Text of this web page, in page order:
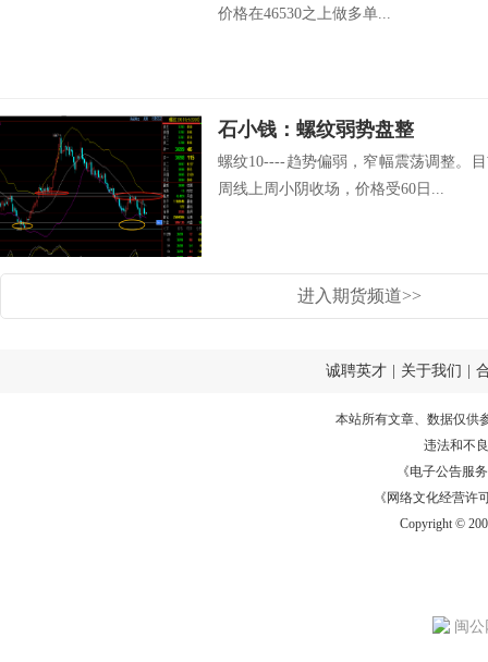
价格在46530之上做多单...
石小钱：螺纹弱势盘整
螺纹10----趋势偏弱，窄幅震荡调整。
周线上周小阴收场，价格受60日...
进入期货频道>>
诚聘英才 关于我们
本站所有文章、数据仅供
违法和不
《电子公告服务
《网络文化经营许
Copyright ©
闽公